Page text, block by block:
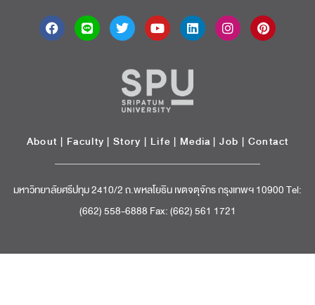
About | Faculty | Story | Life | Media |Job | Contact
มหาวิทยาลัยศรีปทุม 2410/2 ถ.พหลโยธิน เขตจตุจักร กรุงเทพฯ 10900 Tel:
(662) 558-6888 Fax: (662) 561 1721